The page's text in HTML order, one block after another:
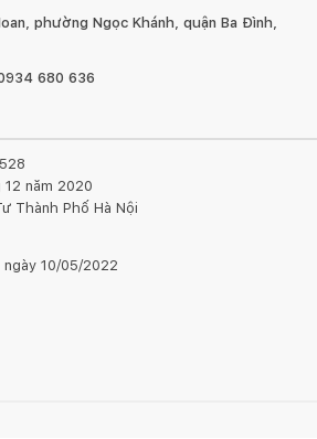
phường Ngọc Khánh, quận Ba Đình,
680 636
năm 2020
Thành Phố Hà Nội
10/05/2022